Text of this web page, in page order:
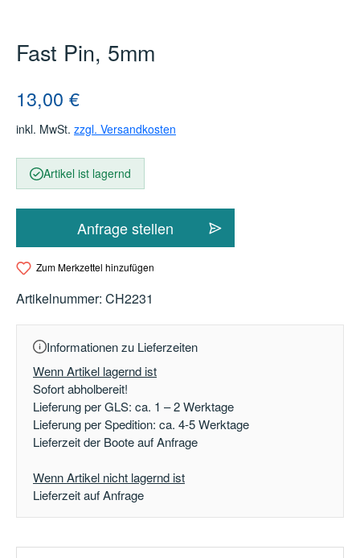
Fast Pin, 5mm
Regulärer Preis:
13,00 €
inkl. MwSt. zzgl. Versandkosten
Artikel ist lagernd
Anfrage stellen
Zum Merkzettel hinzufügen
Artikelnummer: CH2231
Informationen zu Lieferzeiten
Wenn Artikel lagernd ist
Sofort abholbereit!
Lieferung per GLS: ca. 1 – 2 Werktage
Lieferung per Spedition: ca. 4-5 Werktage
Lieferzeit der Boote auf Anfrage
Wenn Artikel nicht lagernd ist
Lieferzeit auf Anfrage